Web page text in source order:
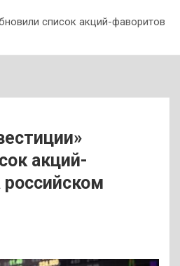
список акций-фаворитов
акций-